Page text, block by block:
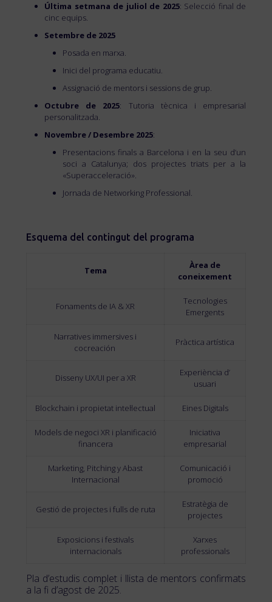
Última setmana de juliol de 2025: Selecció final de
cinc equips.
Setembre de 2025
Posada en marxa.
Inici del programa educatiu.
Assignació de mentors i sessions de grup.
Octubre de 2025: Tutoria tècnica i empresarial
personalitzada.
Novembre / Desembre 2025:
Presentacions finals a Barcelona i en la seu d’un
soci a Catalunya; dos projectes triats per a la
«Superacceleració».
Jornada de Networking Professional.
Esquema del contingut del programa
Tema
Àrea de
coneixement
Fonaments de IA & XR
Tecnologies
Emergents
Narratives immersives i
cocreación
Pràctica artística
Disseny UX/UI per a XR
Experiència d’
usuari
Blockchain i propietat intel·lectual Eines Digitals
Models de negoci XR i planificació
financera
Iniciativa
empresarial
Marketing, Pitching y Abast
Internacional
Comunicació i
promoció
Gestió de projectes i fulls de ruta
Estratègia de
projectes
Exposicions i festivals
internacionals
Xarxes
professionals
Pla d’estudis complet i llista de mentors confirmats
a la fi d’agost de 2025.